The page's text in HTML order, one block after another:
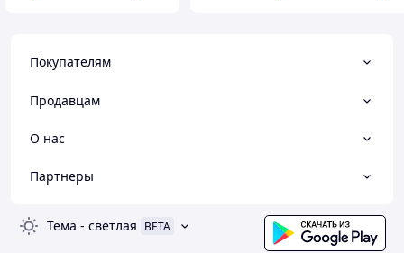
Покупателям
Продавцам
О нас
Партнеры
Тема - светлая BETA